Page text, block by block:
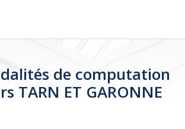
de computation
TARN ET GARONNE